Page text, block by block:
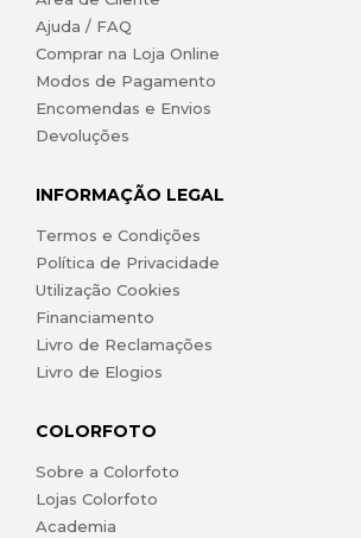
Ajuda / FAQ
Comprar na Loja Online
Modos de Pagamento
Encomendas e Envios
Devoluções
INFORMAÇÃO LEGAL
Termos e Condições
Política de Privacidade
Utilização Cookies
Financiamento
Livro de Reclamações
Livro de Elogios
COLORFOTO
Sobre a Colorfoto
Lojas Colorfoto
Academia